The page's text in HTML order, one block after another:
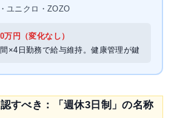
ユニクロ・ZOZO
万円（変化なし）
×4日勤務で給与維持。健康管理が鍵
すべき：「週休3日制」の名称